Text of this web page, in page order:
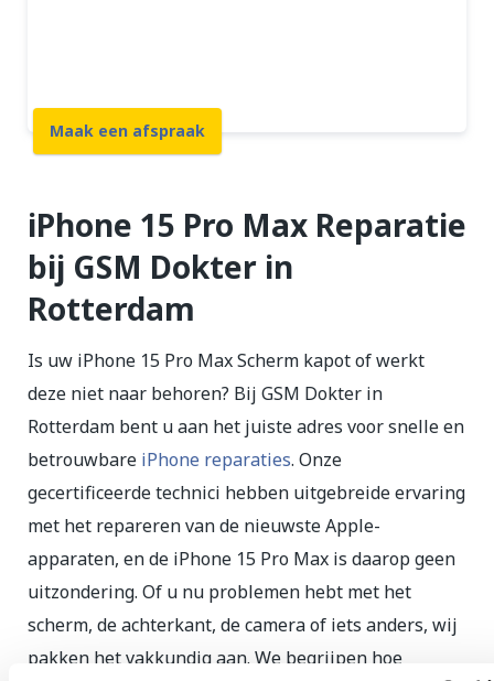
Maak een afspraak
iPhone 15 Pro Max Reparatie
bij GSM Dokter in
Rotterdam
Is uw iPhone 15 Pro Max Scherm kapot of werkt
deze niet naar behoren? Bij GSM Dokter in
Rotterdam bent u aan het juiste adres voor snelle en
betrouwbare iPhone reparaties. Onze
gecertificeerde technici hebben uitgebreide ervaring
met het repareren van de nieuwste Apple-
apparaten, en de iPhone 15 Pro Max is daarop geen
uitzondering. Of u nu problemen hebt met het
scherm, de achterkant, de camera of iets anders, wij
pakken het vakkundig aan. We begrijpen hoe